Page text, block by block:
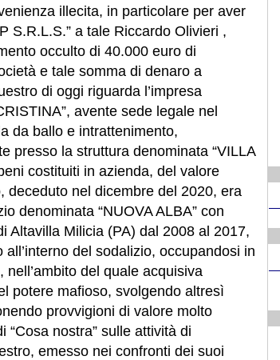
illecita, in particolare per aver
S.R.L.S.” a tale Riccardo Olivieri ,
occulto di 40.000 euro di
e tale somma di denaro a
di oggi riguarda l’impresa
avente sede legale nel
da ballo e intrattenimento,
presso la struttura denominata “VILLA
costituiti in azienda, del valore
deceduto nel dicembre del 2020, era
denominata “NUOVA ALBA” con
Altavilla Milicia (PA) dal 2008 al 2017,
del sodalizio, occupandosi in
del quale acquisiva
potere mafioso, svolgendo altresì
provvigioni di valore molto
nostra” sulle attività di
emesso nei confronti dei suoi